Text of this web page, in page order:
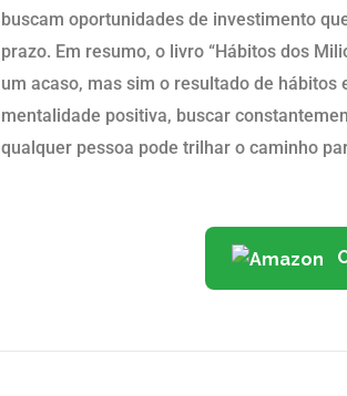
buscam oportunidades de investimento
prazo. Em resumo, o livro “Hábitos dos
um acaso, mas sim o resultado de
mentalidade positiva, buscar
qualquer pessoa pode trilhar o caminho